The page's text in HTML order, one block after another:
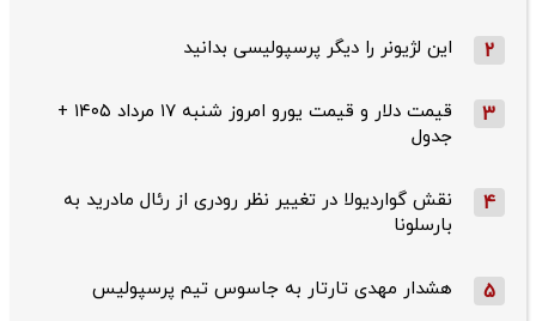
2 این لژیونر را دیگر پرسپولیسی بدانید
3
قیمت دلار و قیمت یورو امروز شنبه ۱۷ مرداد ۱۴۰۵ +
جدول
4
نقش گواردیولا در تغییر نظر رودری از رئال مادرید به
بارسلونا
5 هشدار مهدی تارتار به جاسوس تیم پرسپولیس